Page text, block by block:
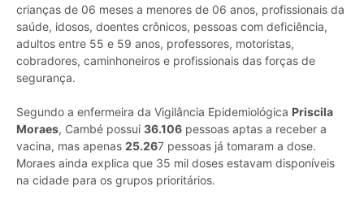
crianças de 06 meses a menores de 06 anos, profissionais da
saúde, idosos, doentes crônicos, pessoas com deficiência,
adultos entre 55 e 59 anos, professores, motoristas,
cobradores, caminhoneiros e profissionais das forças de
segurança.
Segundo a enfermeira da Vigilância Epidemiológica Priscila
Moraes, Cambé possui 36.106 pessoas aptas a receber a
vacina, mas apenas 25.267 pessoas já tomaram a dose.
Moraes ainda explica que 35 mil doses estavam disponíveis
na cidade para os grupos prioritários.